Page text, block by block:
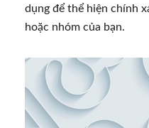
dụng để thể hiện chính
hoặc nhóm của bạn.